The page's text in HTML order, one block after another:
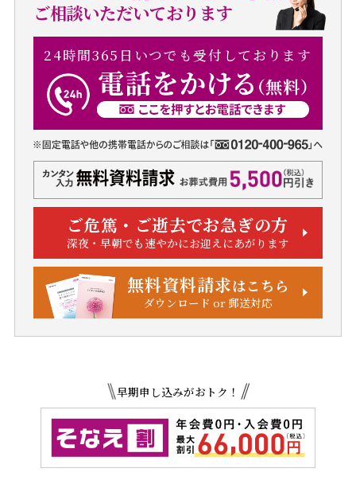
ご相談いただいております
24時間365日いつでも受付しております
ご危篤・ご逝去でお急ぎの方
深夜・早朝でも速やかにお迎えにあがります
無料資料請求はこちら
ダウンロード or 郵送対応
早期申し込みがおトク！